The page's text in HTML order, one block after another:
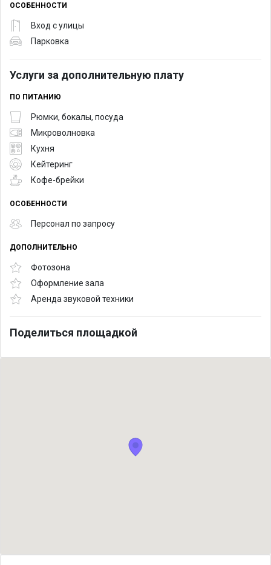
ОСОБЕННОСТИ
Вход с улицы
Парковка
Услуги за дополнительную плату
ПО ПИТАНИЮ
Рюмки, бокалы, посуда
Микроволновка
Кухня
Кейтеринг
Кофе-брейки
ОСОБЕННОСТИ
Персонал по запросу
ДОПОЛНИТЕЛЬНО
Фотозона
Оформление зала
Аренда звуковой техники
Поделиться площадкой